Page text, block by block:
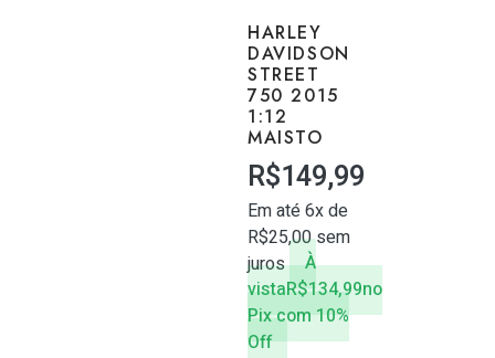
HARLEY
DAVIDSON
STREET
750 2015
1:12
MAISTO
R$149,99
Em até 6x de
R$25,00sem
juros
À
vistaR$134,99no
Pix com 10%
Off